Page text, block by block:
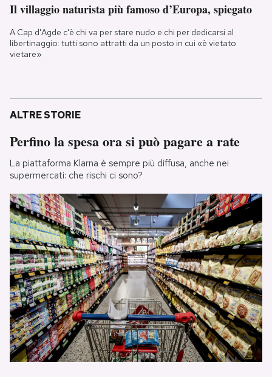
Il villaggio naturista più famoso d’Europa, spiegato
A Cap d'Agde c'è chi va per stare nudo e chi per dedicarsi al
libertinaggio: tutti sono attratti da un posto in cui «è vietato
vietare»
ALTRE STORIE
Perfino la spesa ora si può pagare a rate
La piattaforma Klarna è sempre più diffusa, anche nei
supermercati: che rischi ci sono?